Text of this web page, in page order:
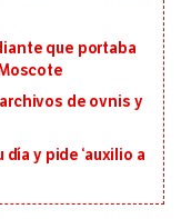
que portaba
de ovnis y
y pide ‘auxilio a